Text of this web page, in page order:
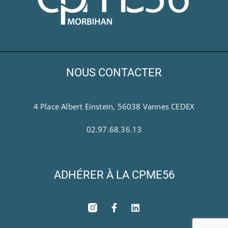
NOUS CONTACTER
4 Place Albert Einstein, 56038 Vannes CEDEX
02.97.68.36.13
ADHÉRER À LA CPME56